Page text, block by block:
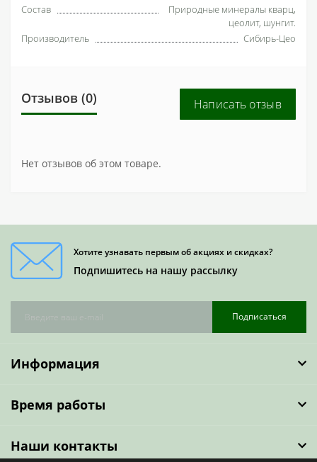
Состав
Природные минералы кварц,
цеолит, шунгит.
Производитель
Сибирь-Цео
Отзывов (0) Написать отзыв
Нет отзывов об этом товаре.
Хотите узнавать первым об акциях и скидках?
Подпишитесь на нашу рассылку
Подписаться
Информация
Время работы
Наши контакты